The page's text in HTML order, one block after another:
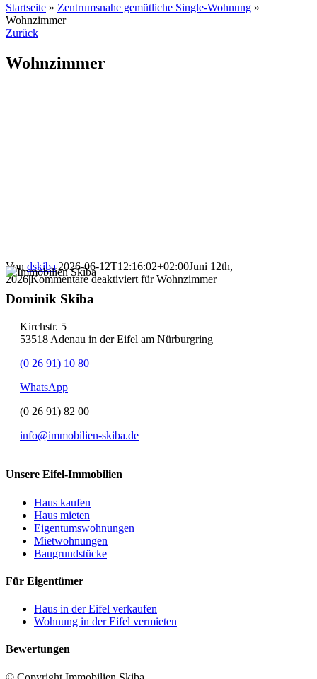
Startseite » Zentrumsnahe gemütliche Single-Wohnung »
Wohnzimmer
Zurück
Wohnzimmer
Von dskiba|2026-06-12T12:16:02+02:00Juni 12th,
2026|Kommentare deaktiviert für Wohnzimmer
Dominik Skiba
Kirchstr. 5
53518 Adenau in der Eifel am Nürburgring
(0 26 91) 10 80
WhatsApp
(0 26 91) 82 00
info@immobilien-skiba.de
Unsere Eifel-Immobilien
Haus kaufen
Haus mieten
Eigentumswohnungen
Mietwohnungen
Baugrundstücke
Für Eigentümer
Haus in der Eifel verkaufen
Wohnung in der Eifel vermieten
Bewertungen